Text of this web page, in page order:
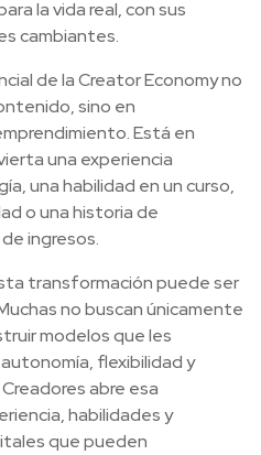
la vida real, con sus
cambiantes.
de la Creator Economy no
sino en
Está en
una experiencia
una habilidad en un curso,
o una historia de
ingresos.
transformación puede ser
no buscan únicamente
modelos que les
flexibilidad y
abre esa
habilidades y
que pueden